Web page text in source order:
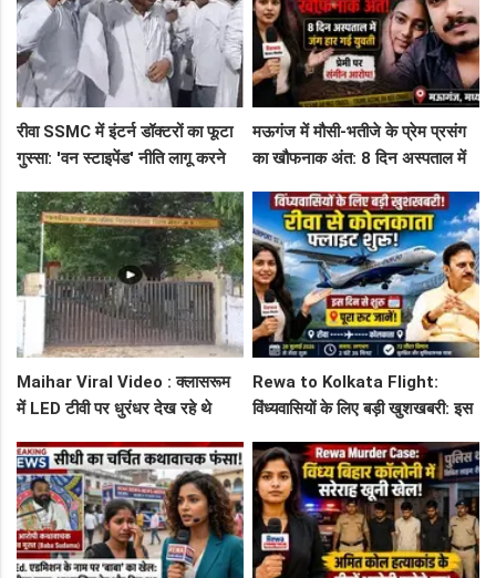
रीवा SSMC में इंटर्न डॉक्टरों का फूटा
गुस्सा: 'वन स्टाइपेंड' नीति लागू करने
छात्र
मऊगंज में मौसी-भतीजे के प्रेम प्रसंग
का खौफनाक अंत: 8 दिन अस्पताल में
आरोप!
Maihar Viral Video : क्लासरूम
में LED टीवी पर धुरंधर देख रहे थे
शिकायत
Rewa to Kolkata Flight:
विंध्यवासियों के लिए बड़ी खुशखबरी: इस
फ्लाइट, जानें पूरा रूट!